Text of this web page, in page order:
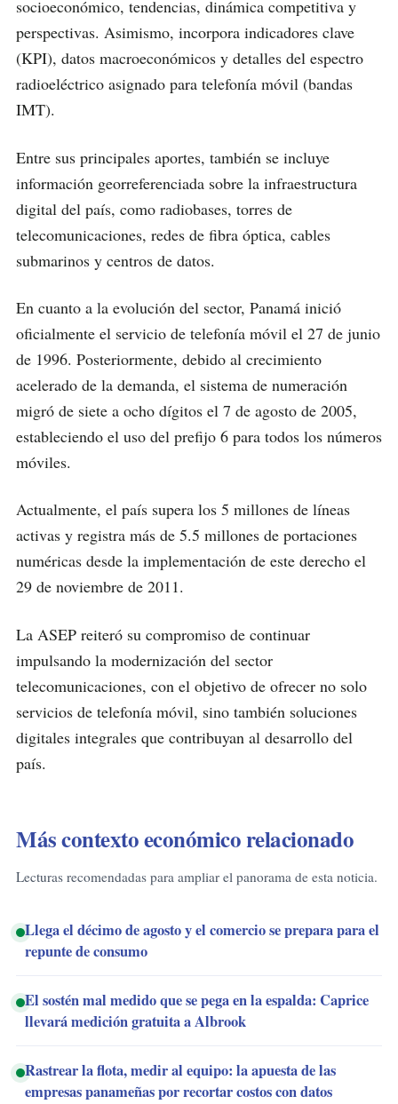
socioeconómico, tendencias, dinámica competitiva y
perspectivas. Asimismo, incorpora indicadores clave
(KPI), datos macroeconómicos y detalles del espectro
radioeléctrico asignado para telefonía móvil (bandas
IMT).
Entre sus principales aportes, también se incluye
información georreferenciada sobre la infraestructura
digital del país, como radiobases, torres de
telecomunicaciones, redes de fibra óptica, cables
submarinos y centros de datos.
En cuanto a la evolución del sector, Panamá inició
oficialmente el servicio de telefonía móvil el 27 de junio
de 1996. Posteriormente, debido al crecimiento
acelerado de la demanda, el sistema de numeración
migró de siete a ocho dígitos el 7 de agosto de 2005,
estableciendo el uso del prefijo 6 para todos los números
móviles.
Actualmente, el país supera los 5 millones de líneas
activas y registra más de 5.5 millones de portaciones
numéricas desde la implementación de este derecho el
29 de noviembre de 2011.
La ASEP reiteró su compromiso de continuar
impulsando la modernización del sector
telecomunicaciones, con el objetivo de ofrecer no solo
servicios de telefonía móvil, sino también soluciones
digitales integrales que contribuyan al desarrollo del
país.
Más contexto económico relacionado
Lecturas recomendadas para ampliar el panorama de esta noticia.
Llega el décimo de agosto y el comercio se prepara para el
repunte de consumo
El sostén mal medido que se pega en la espalda: Caprice
llevará medición gratuita a Albrook
Rastrear la flota, medir al equipo: la apuesta de las
empresas panameñas por recortar costos con datos